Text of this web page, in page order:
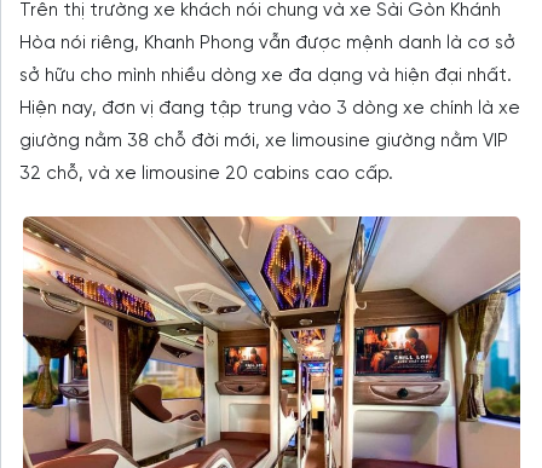
Trên thị trường xe khách nói chung và xe Sài Gòn Khánh
Hòa nói riêng, Khanh Phong vẫn được mệnh danh là cơ sở
sở hữu cho mình nhiều dòng xe đa dạng và hiện đại nhất.
Hiện nay, đơn vị đang tập trung vào 3 dòng xe chính là xe
giường nằm 38 chỗ đời mới, xe limousine giường nằm VIP
32 chỗ, và xe limousine 20 cabins cao cấp.